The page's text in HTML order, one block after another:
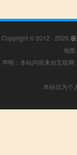
Copyright © 2012 - 2026
地图
声明：本站内容来自互联
本站仅为个